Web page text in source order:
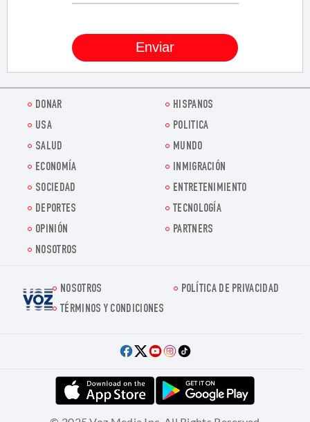
DONAR
HISPANOS
USA
POLITICA
SALUD
MUNDO
ECONOMÍA
INMIGRACIÓN
SOCIEDAD
ENTRETENIMIENTO
DEPORTES
TECNOLOGÍA
OPINIÓN
PARTNERS
NOSOTROS
Voz.us
NOSOTROS
POLÍTICA DE PRIVACIDAD
TÉRMINOS Y CONDICIONES